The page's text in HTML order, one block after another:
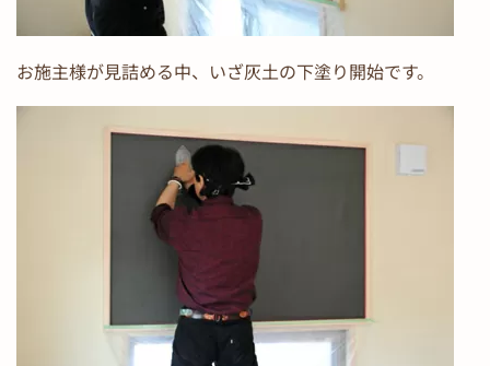
お施主様が見詰める中、いざ灰土の下塗り開始です。